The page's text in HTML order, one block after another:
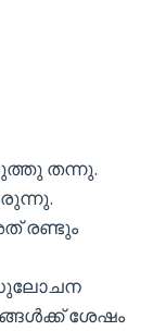
തന്നു.
രണ്ടും
സുലോചന
ശേഷം